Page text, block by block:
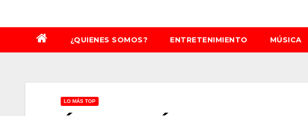
¿QUIENES SOMOS? ENTRETENIMIENTO MÚSICA
LO MÁS TOP